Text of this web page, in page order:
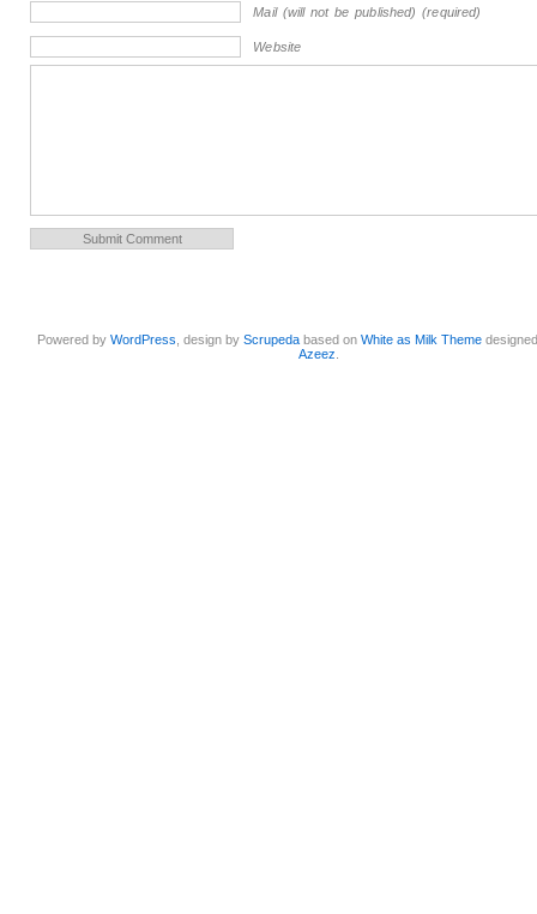
Mail (will not be published) (required)
Website
Powered byWordPress , design byScrupeda based onWhite as Milk Theme
Azeez